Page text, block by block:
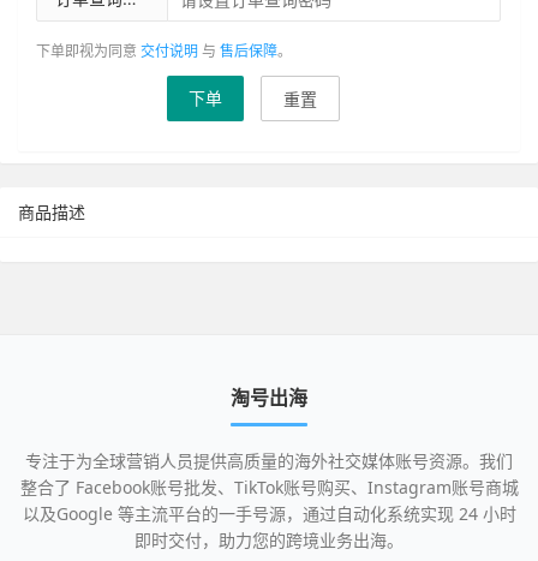
下单即视为同意 交付说明 与 售后保障。
下单 重置
商品描述
淘号出海
专注于为全球营销人员提供高质量的海外社交媒体账号资源。我们
整合了 Facebook账号批发、TikTok账号购买、Instagram账号商城
以及Google 等主流平台的一手号源，通过自动化系统实现 24 小时
即时交付，助力您的跨境业务出海。